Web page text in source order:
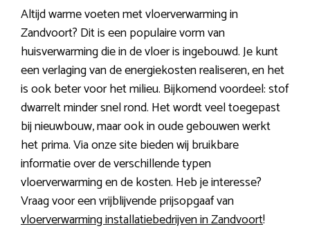
Altijd warme voeten met vloerverwarming in
Zandvoort? Dit is een populaire vorm van
huisverwarming die in de vloer is ingebouwd. Je kunt
een verlaging van de energiekosten realiseren, en het
is ook beter voor het milieu. Bijkomend voordeel: stof
dwarrelt minder snel rond. Het wordt veel toegepast
bij nieuwbouw, maar ook in oude gebouwen werkt
het prima. Via onze site bieden wij bruikbare
informatie over de verschillende typen
vloerverwarming en de kosten. Heb je interesse?
Vraag voor een vrijblijvende prijsopgaaf van
vloerverwarming installatiebedrijven in Zandvoort!